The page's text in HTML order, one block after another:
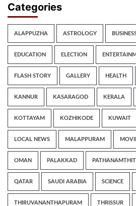
Categories
ALAPPUZHA ASTROLOGY
EDUCATION ELECTION
FLASH STORY GALLERY HEALTH
KANNUR KASARAGOD KERALA
KOTTAYAM KOZHIKODE KUWAIT
LOCAL NEWS MALAPPURAM
OMAN PALAKKAD
QATAR SAUDI ARABIA SCIENCE
THIRUVANANTHAPURAM THRISSUR